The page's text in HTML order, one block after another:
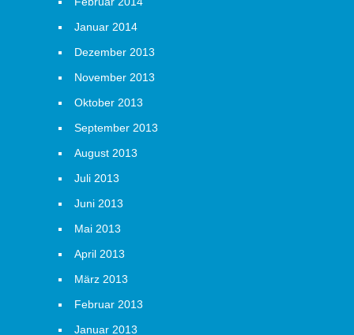
Januar 2014
Dezember 2013
November 2013
Oktober 2013
September 2013
August 2013
Juli 2013
Juni 2013
Mai 2013
April 2013
März 2013
Februar 2013
Januar 2013